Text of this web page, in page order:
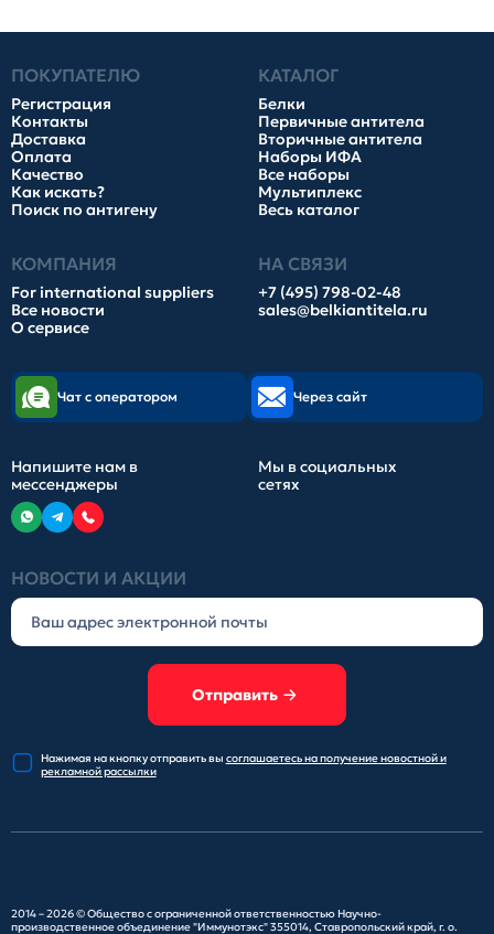
ПОКУПАТЕЛЮ
Регистрация
Контакты
Доставка
Оплата
Качество
Как искать?
Поиск по антигену
КАТАЛОГ
Белки
Первичные антитела
Вторичные антитела
Наборы ИФА
Все наборы
Мультиплекс
Весь каталог
КОМПАНИЯ
For international suppliers
Все новости
О сервисе
НА СВЯЗИ
+7 (495) 798-02-48
sales@belkiantitela.ru
НОВОСТИ И АКЦИИ
Отправить
Нажимая на кнопку отправитьвы соглашаетесь на получениеновостной и
рекламной рассылки
Чат с оператором Через сайт
Напишите нам в
мессенджеры
Мы в социальных
сетях
2014 – 2026 ©Общество с ограниченной ответственностью Научно-
производственное объединение "Иммунотэкс"355014, Ставропольский край, г. о.